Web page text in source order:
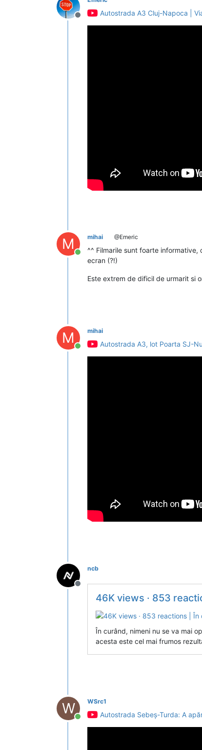
Deconectat
Autostrada A3 Cluj-Napoca |
M
Conectat
mihai @Emeric
^^ Filmarile sunt foarte
ecran (?!)
Este extrem de dificil de urmarit si
M
Conectat
mihai
Autostrada A3, lot Poarta SJ-
Deconectat
ncb
46K views · 853 reactions
În curând, nimeni nu se va mai
acesta este cel mai frumos
W
Conectat
WSrc1
Autostrada Sebeș-Turda: A